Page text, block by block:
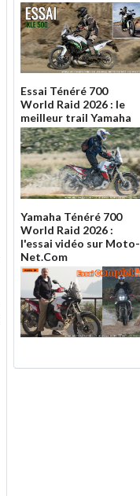
Essai Ténéré 700
World Raid 2026 : le
meilleur trail Yamaha
Yamaha Ténéré 700
World Raid 2026 :
l'essai vidéo sur Moto-
Net.Com